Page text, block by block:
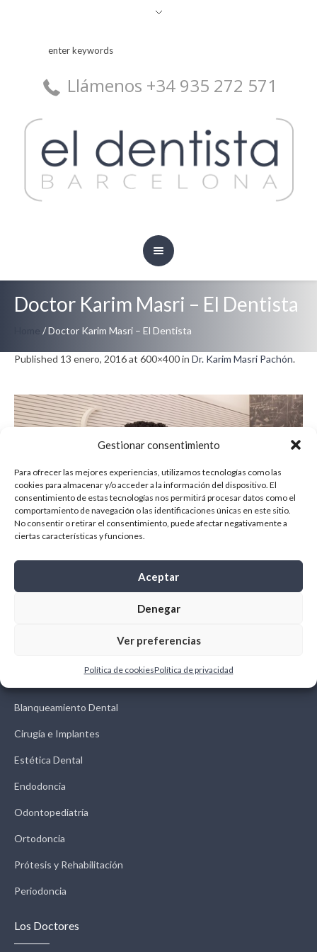
Gestionar consentimiento
Para ofrecer las mejores experiencias, utilizamos tecnologías como las
cookies para almacenar y/o acceder a la información del dispositivo. El
consentimiento de estas tecnologías nos permitirá procesar datos como el
comportamiento de navegación o las identificaciones únicas en este sitio.
No consentir o retirar el consentimiento, puede afectar negativamente a
ciertas características y funciones.
Aceptar
Denegar
Ver preferencias
Política de cookiesPolítica de privacidad
Llámenos +34 935 272 571
Doctor Karim Masri – El Dentista
/Doctor Karim Masri – El Dentista
Published 13 enero, 2016at 600×400 in Dr. Karim Masri Pachón.
Blanqueamiento Dental
Cirugía e Implantes
Estética Dental
Endodoncia
Odontopediatría
Ortodoncia
Prótesis y Rehabilitación
Periodoncia
Los Doctores